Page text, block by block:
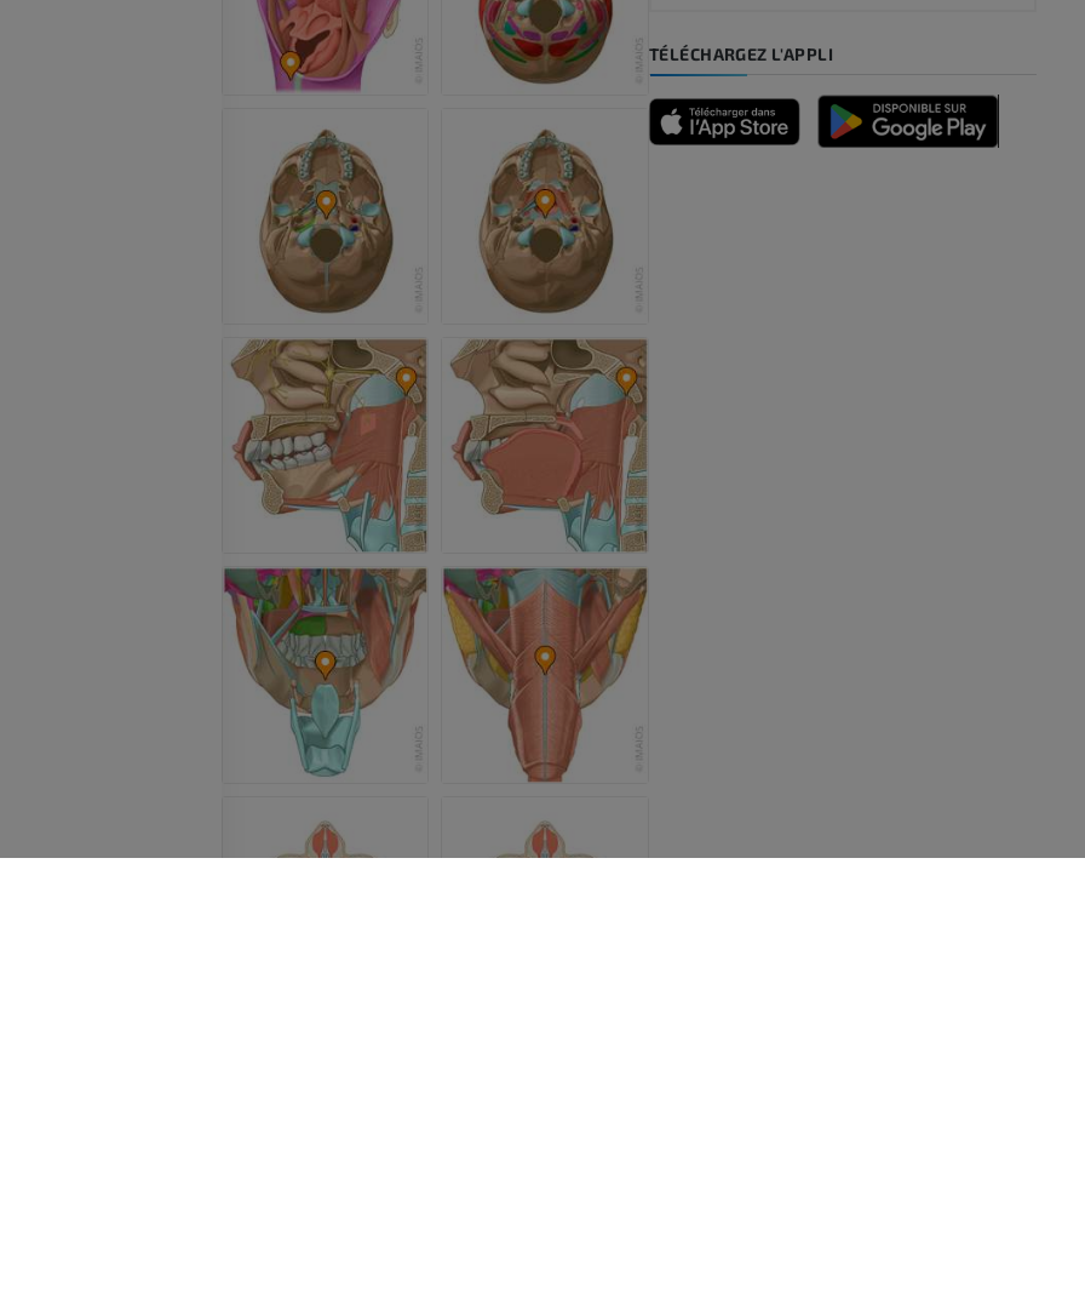
Artériographie du membre
IRM de l’avant-pied
Angioscanner des membres
inférieurs
PREMIUM
Jambe (artères et os)
GRATUIT
Artériographie des membres
inférieurs
Angiographie
GRATUIT
TÉLÉCHARGEZ L'APPLI